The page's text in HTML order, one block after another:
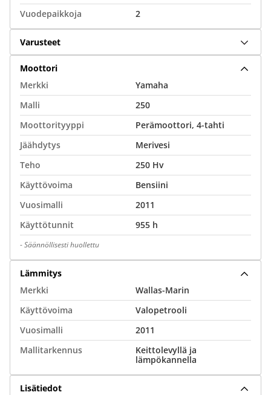
Vuodepaikkoja
2
Varusteet
Moottori
Merkki
Yamaha
Malli
250
Moottorityyppi
Perämoottori, 4-tahti
Jäähdytys
Merivesi
Teho
250 Hv
Käyttövoima
Bensiini
Vuosimalli
2011
Käyttötunnit
955 h
-Säännöllisesti huollettu
Lämmitys
Merkki
Wallas-Marin
Käyttövoima
Valopetrooli
Vuosimalli
2011
Mallitarkennus
Keittolevyllä ja
lämpökannella
Lisätiedot